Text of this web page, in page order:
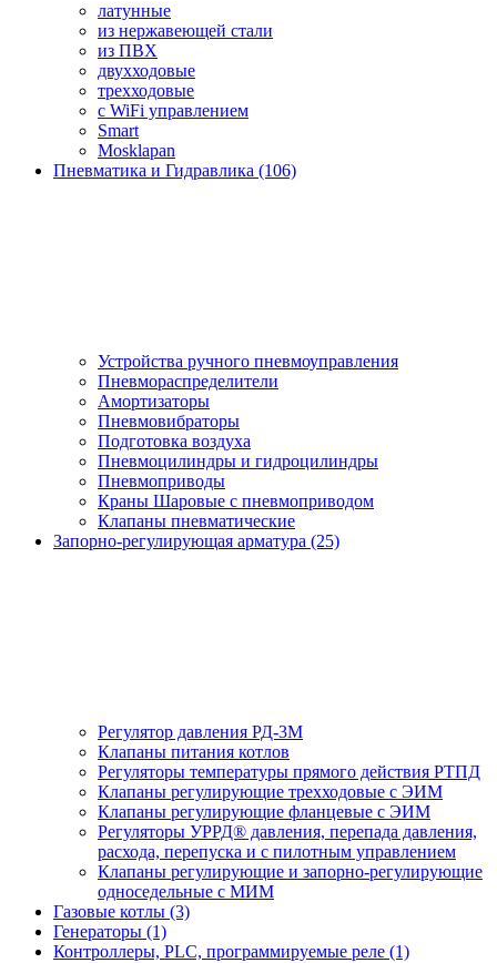
латунные
из нержавеющей стали
из ПВХ
двухходовые
трехходовые
с WiFi управлением
Smart
Mosklapan
Пневматика и Гидравлика (106)
Устройства ручного пневмоуправления
Пневмораспределители
Амортизаторы
Пневмовибраторы
Подготовка воздуха
Пневмоцилиндры и гидроцилиндры
Пневмоприводы
Краны Шаровые с пневмоприводом
Клапаны пневматические
Запорно-регулирующая арматура (25)
Регулятор давления РД-3М
Клапаны питания котлов
Регуляторы температуры прямого действия РТПД
Клапаны регулирующие трехходовые с ЭИМ
Клапаны регулирующие фланцевые с ЭИМ
Регуляторы УРРД® давления, перепада давления,
расхода, перепуска и с пилотным управлением
Клапаны регулирующие и запорно-регулирующие
односедельные с МИМ
Газовые котлы (3)
Генераторы (1)
Контроллеры, PLС, программируемые реле (1)